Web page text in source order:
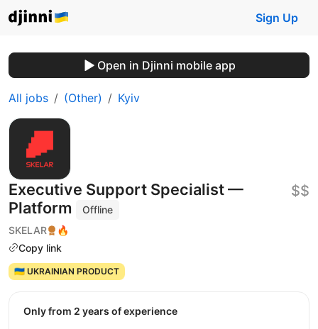
Sign Up
Open in Djinni mobile app
All jobs (Other) Kyiv
Executive Support Specialist —
Platform
Offline
SKELAR
🔥
Copy link
$$
🇺🇦 UKRAINIAN PRODUCT
Only from 2 years of experience